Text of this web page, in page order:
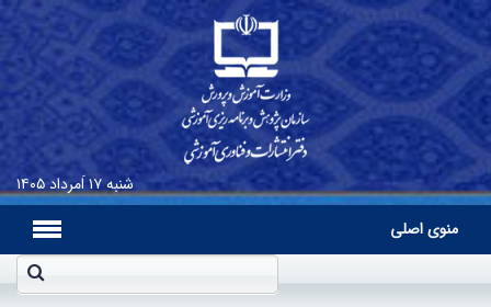
شنبه۱۷ اَمرداد ۱۴۰۵
منوی اصلی